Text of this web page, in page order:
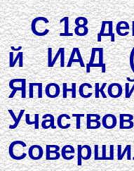
С 18
й ИАД